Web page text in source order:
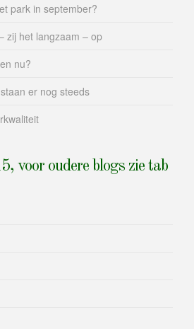
park in september?
zij het langzaam – op
nu?
er nog steeds
voor oudere blogs zie tab